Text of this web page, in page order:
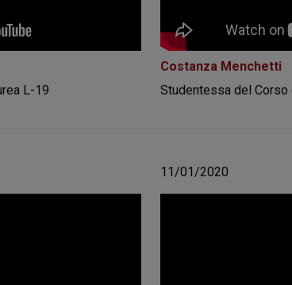
L-19
Costanza Menchetti
Studentessa del Corso
11/01/2020